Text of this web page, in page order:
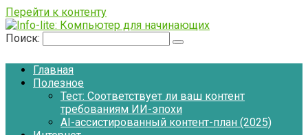
Перейти к контенту
Поиск:
Главная
Полезное
Тест: Соответствует ли ваш контент
требованиям ИИ-эпохи
AI-ассистированный контент-план (2025)